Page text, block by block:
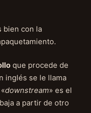
bien con la
que procede de
inglés se le llama
downstream» es el
a partir de otro